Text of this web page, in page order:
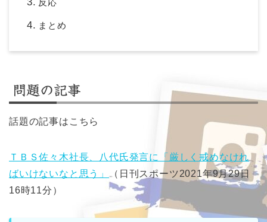
まとめ
問題の記事
話題の記事はこちら
ＴＢＳ佐々木社長、八代氏発言に「厳しく戒めなけれ
ばいけないなと思う」 （日刊スポーツ2021年9月29日
16時11分）